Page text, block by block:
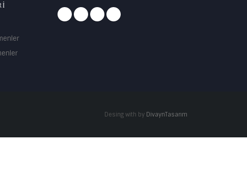
Desing with by DivaynTasarım